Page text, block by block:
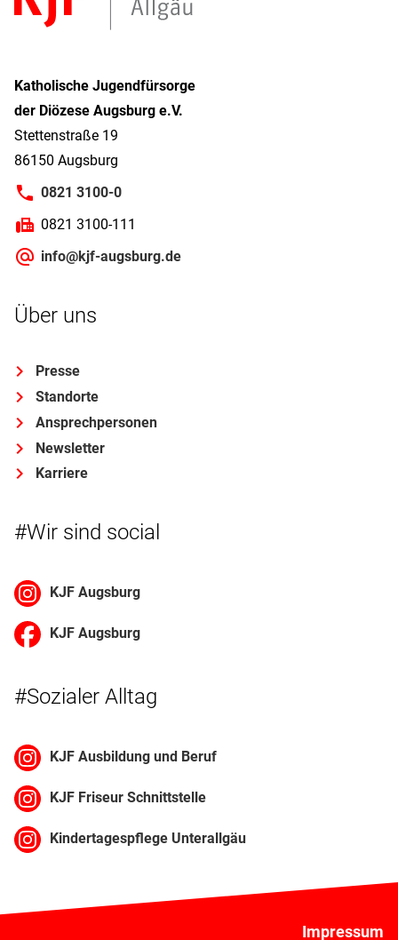
Katholische Jugendfürsorge
der Diözese Augsburg e.V.
Stettenstraße 19
86150 Augsburg
0821 3100-0
0821 3100-111
info@kjf-augsburg.de
Über uns
Presse
Standorte
Ansprechpersonen
Newsletter
Karriere
#Wir sind social
KJF Augsburg
KJF Augsburg
#Sozialer Alltag
KJF Ausbildung und Beruf
KJF Friseur Schnittstelle
Kindertagespflege Unterallgäu
Impressum